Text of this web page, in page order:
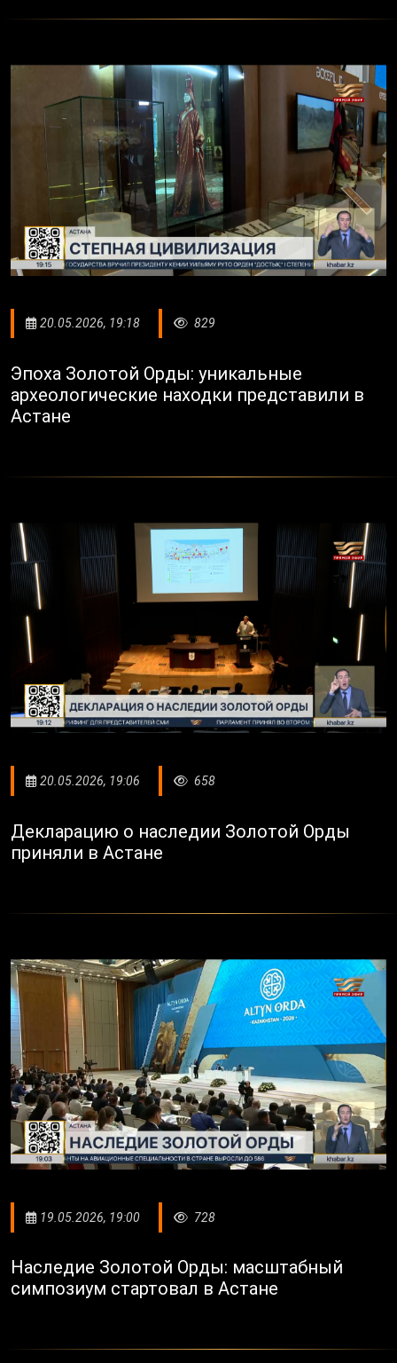
20.05.2026, 19:18 829
Эпоха Золотой Орды: уникальные
археологические находки представили в
Астане
20.05.2026, 19:06 658
Декларацию о наследии Золотой Орды
приняли в Астане
19.05.2026, 19:00 728
Наследие Золотой Орды: масштабный
симпозиум стартовал в Астане